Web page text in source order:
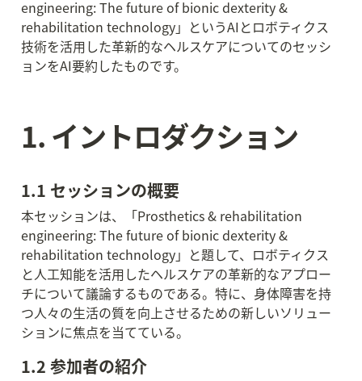
engineering: The future of bionic dexterity &
rehabilitation technology」というAIとロボティクス
技術を活用した革新的なヘルスケアについてのセッシ
ョンをAI要約したものです。
1. イントロダクション
1.1 セッションの概要
本セッションは、「Prosthetics & rehabilitation
engineering: The future of bionic dexterity &
rehabilitation technology」と題して、ロボティクス
と人工知能を活用したヘルスケアの革新的なアプロー
チについて議論するものである。特に、身体障害を持
つ人々の生活の質を向上させるための新しいソリュー
ションに焦点を当てている。
1.2 参加者の紹介